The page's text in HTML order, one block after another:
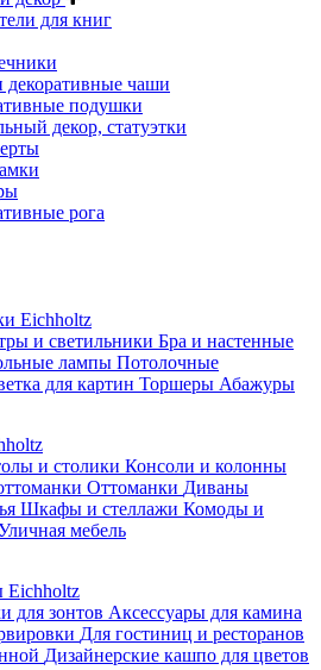
для книг
декоративные чаши
подушки
декор, статуэтки
рога
Eichholtz
и светильники Бра и настенные
лампы Потолочные
для картин Торшеры Абажуры
и столики Консоли и колонны
Оттоманки Диваны
Шкафы и стеллажи Комоды и
мебель
Eichholtz
для зонтов Аксессуары для камина
Для гостиниц и ресторанов
Дизайнерские кашпо для цветов